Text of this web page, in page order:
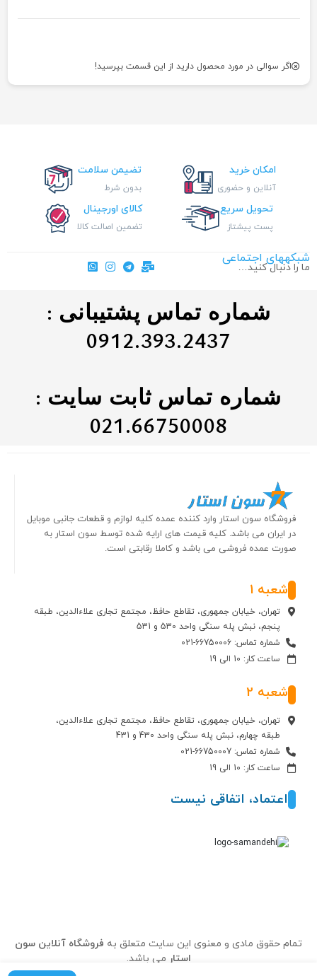
اگر سوالی در مورد محصول دارید از این قسمت بپرسید!
امکان خرید
آنلاین و حضوری
تضیمن سلامت
بدون شرط
تحویل سریع
پست پیشتاز
کالای اورجینال
تضمین اصالت کالا
شبکههای اجتماعی
ما را دنبال کنید…
شماره تماس پشتیبانی :
0912.393.2437
شماره تماس ثابت سایت :
021.66750008
فروشگاه سون استار وارد کننده عمده کلیه لوازم و قطعات جانبی موبایل
در ایران می باشد. کلیه قیمت های ارایه شده توسط سون استار به
صورت عمده فروشی می باشد و کاملا رقابتی است.
شعبه 1
تهران، خیابان جمهوری، تقاطع حافظ، مجتمع تجاری علاءالدین، طبقه
پنجم، نبش پله سنگی واحد 530 و 531
شماره تماس: 66750006-021
ساعت کار: 10 الی 19
شعبه 2
تهران، خیابان جمهوری، تقاطع حافظ، مجتمع تجاری علاءالدین،
طبقه چهارم، نبش پله سنگی واحد 430 و 431
شماره تماس: 66750007-021
ساعت کار: 10 الی 19
اعتماد، اتفاقی نیست
تمام حقوق مادی و معنوی این سایت متعلق به فروشگاه آنلاین سون
استار می باشد.